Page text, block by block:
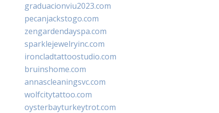
graduacionviu2023.com
pecanjackstogo.com
zengardendayspa.com
sparklejewelryinc.com
ironcladtattoostudio.com
bruinshome.com
annascleaningsvc.com
wolfcitytattoo.com
oysterbayturkeytrot.com